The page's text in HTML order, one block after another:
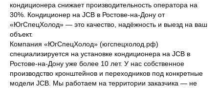
кондиционера снижает производительность оператора на
30%. Кондиционер на JCB в Ростове-на-Дону от
«ЮгСпецХолод» — это качество, надёжность и выезд на ваш
объект.
Компания «ЮгСпецХолод» (югспецхолод.рф)
специализируется на установке кондиционера на JCB в
Ростове-на-Дону уже более 10 лет. У нас собственное
производство кронштейнов и переходников под конкретные
модели JCB. Мы работаем на территории заказчика — не